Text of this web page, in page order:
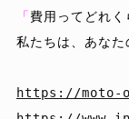
「費用ってどれく
私たちは、あな
https://moto-